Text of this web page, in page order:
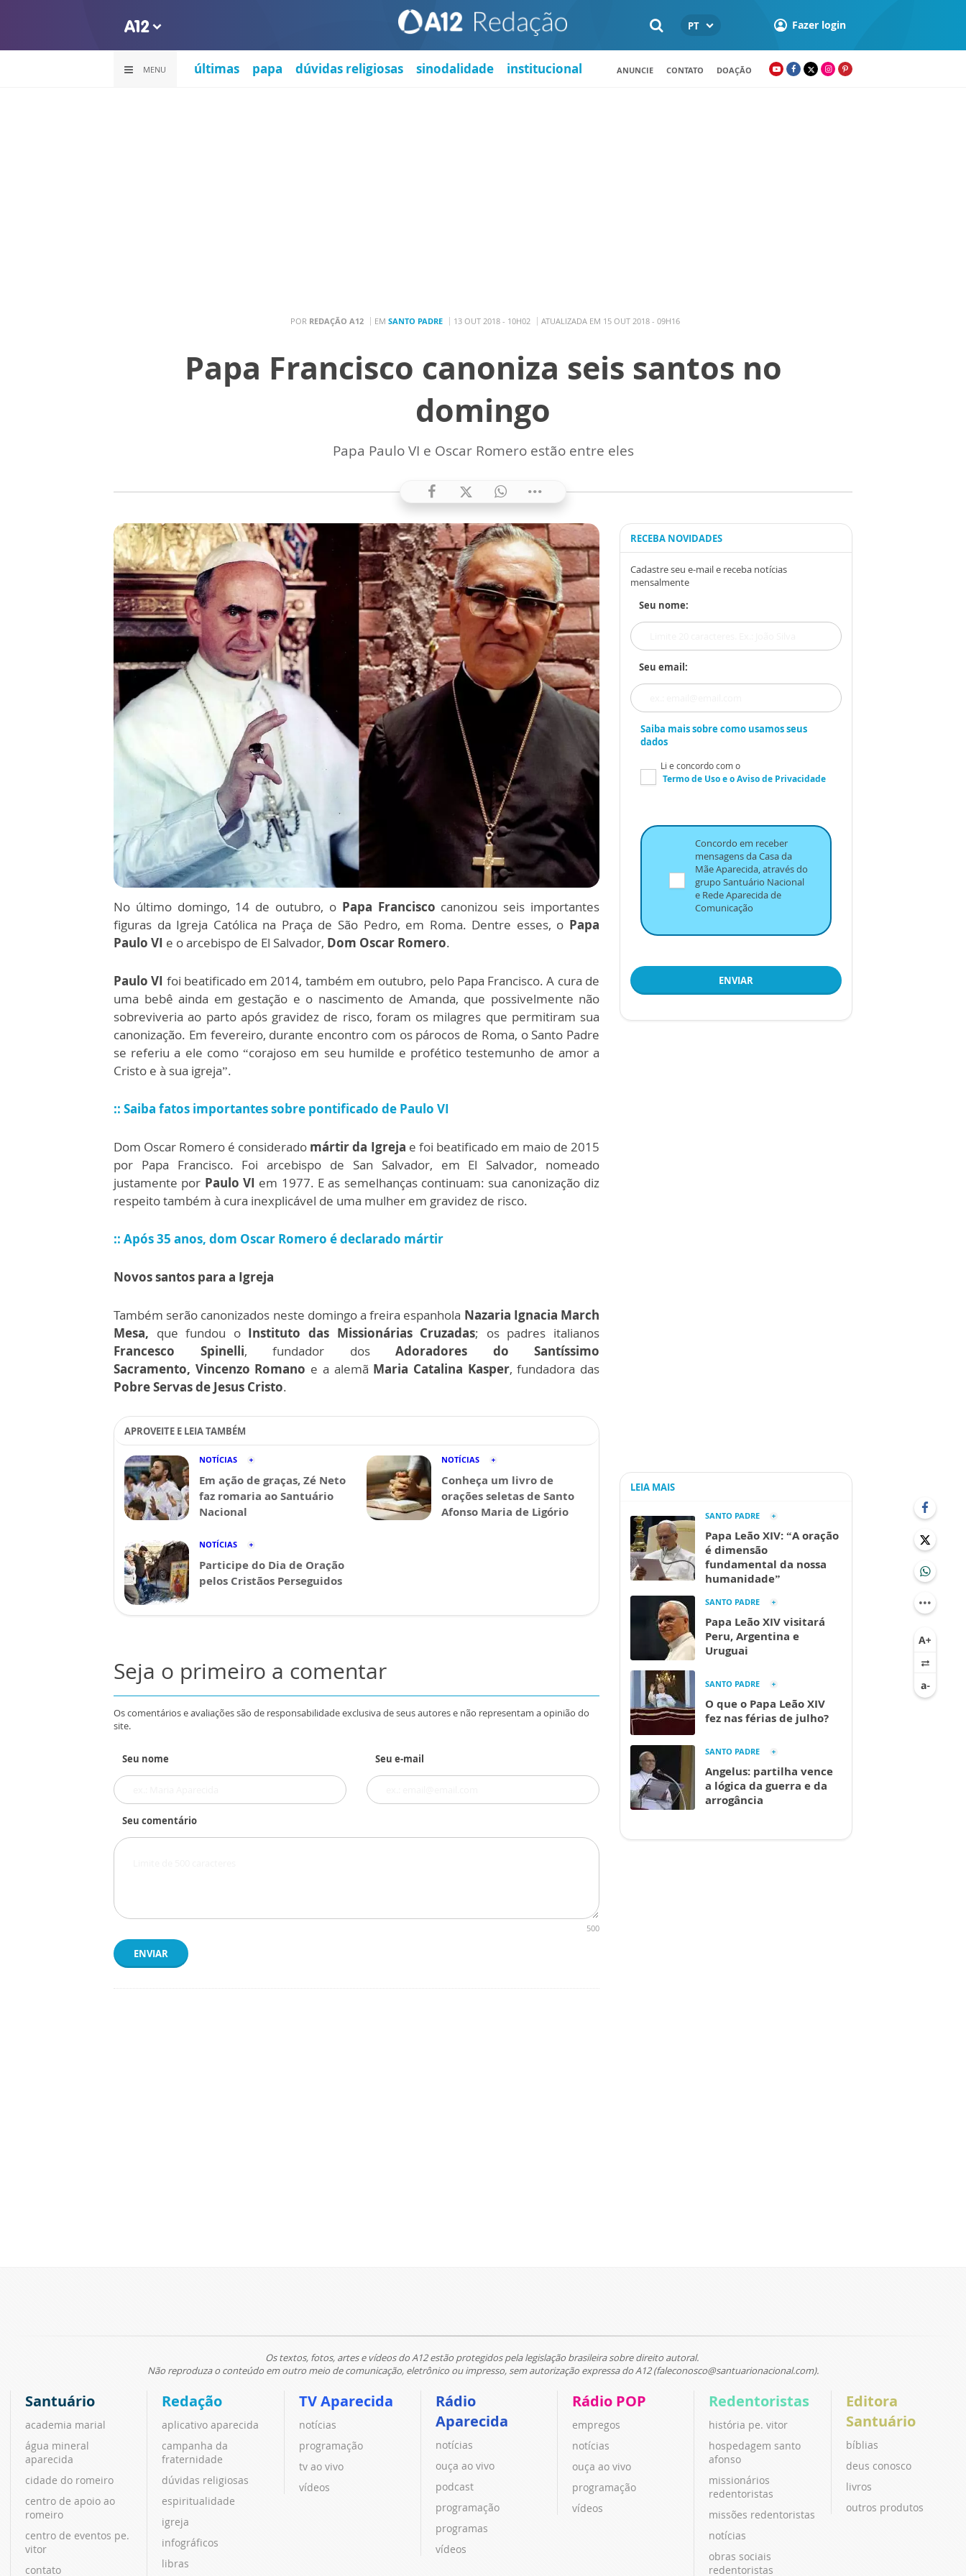
PT Fazer login
MENU últimas papa dúvidas religiosas sinodalidade institucional ANUNCIE CONTATO DOAÇÃO
POR REDAÇÃO A12 EM SANTO PADRE 13 OUT 2018 - 10H02 ATUALIZADA EM 15 OUT 2018 - 09H16
Papa Francisco canoniza seis santos no
domingo
Papa Paulo VI e Oscar Romero estão entre eles
No último domingo, 14 de outubro, o Papa Francisco canonizou seis importantes
figuras da Igreja Católica na Praça de São Pedro, em Roma. Dentre esses, o Papa
Paulo VI e o arcebispo de El Salvador, Dom Oscar Romero.
Paulo VI foi beatificado em 2014, também em outubro, pelo Papa Francisco. A cura de
uma bebê ainda em gestação e o nascimento de Amanda, que possivelmente não
sobreviveria ao parto após gravidez de risco, foram os milagres que permitiram sua
canonização. Em fevereiro, durante encontro com os párocos de Roma, o Santo Padre
se referiu a ele como “corajoso em seu humilde e profético testemunho de amor a
Cristo e à sua igreja”.
:: Saiba fatos importantes sobre pontificado de Paulo VI
Dom Oscar Romero é considerado mártir da Igreja e foi beatificado em maio de 2015
por Papa Francisco. Foi arcebispo de San Salvador, em El Salvador, nomeado
justamente por Paulo VI em 1977. E as semelhanças continuam: sua canonização diz
respeito também à cura inexplicável de uma mulher em gravidez de risco.
:: Após 35 anos, dom Oscar Romero é declarado mártir
Novos santos para a Igreja
Também serão canonizados neste domingo a freira espanhola Nazaria Ignacia March
Mesa, que fundou o Instituto das Missionárias Cruzadas; os padres italianos
Francesco Spinelli, fundador dos Adoradores do Santíssimo
Sacramento, Vincenzo Romano e a alemã Maria Catalina Kasper, fundadora das
Pobre Servas de Jesus Cristo.
APROVEITE E LEIA TAMBÉM
NOTÍCIAS
Em ação de graças, Zé Neto
faz romaria ao Santuário
Nacional
NOTÍCIAS
Conheça um livro de
orações seletas de Santo
Afonso Maria de Ligório
NOTÍCIAS
Participe do Dia de Oração
pelos Cristãos Perseguidos
Seja o primeiro a comentar
Os comentários e avaliações são de responsabilidade exclusiva de seus autores e não representam a opinião do
site.
Seu nome Seu e-mail
Seu comentário
500
ENVIAR
RECEBA NOVIDADES
Cadastre seu e-mail e receba notícias
mensalmente
Seu nome:
Seu email:
Saiba mais sobre como usamos seus
dados
Li e concordo com o
Termo de Usoe oAviso de Privacidade
Concordo em receber
mensagens da Casa da
Mãe Aparecida, através do
grupo Santuário Nacional
e Rede Aparecida de
Comunicação
ENVIAR
LEIA MAIS
SANTO PADRE
Papa Leão XIV: “A oração
é dimensão
fundamental da nossa
humanidade”
SANTO PADRE
Papa Leão XIV visitará
Peru, Argentina e
Uruguai
SANTO PADRE
O que o Papa Leão XIV
fez nas férias de julho?
SANTO PADRE
Angelus: partilha vence
a lógica da guerra e da
arrogância
Os textos, fotos, artes e vídeos do A12 estão protegidos pela legislação brasileira sobre direito autoral.
Não reproduza o conteúdo em outro meio de comunicação, eletrônico ou impresso, sem autorização expressa do A12 (faleconosco@santuarionacional.com).
Santuário
academia marial
água mineral
aparecida
cidade do romeiro
centro de apoio ao
romeiro
centro de eventos pe.
vitor
contato
Redação
aplicativo aparecida
campanha da
fraternidade
dúvidas religiosas
espiritualidade
igreja
infográficos
libras
TV Aparecida
notícias
programação
tv ao vivo
vídeos
Rádio
Aparecida
notícias
ouça ao vivo
podcast
programação
programas
vídeos
Rádio POP
empregos
notícias
ouça ao vivo
programação
vídeos
Redentoristas
história pe. vitor
hospedagem santo
afonso
missionários
redentoristas
missões redentoristas
notícias
obras sociais
redentoristas
Editora
Santuário
bíblias
deus conosco
livros
outros produtos